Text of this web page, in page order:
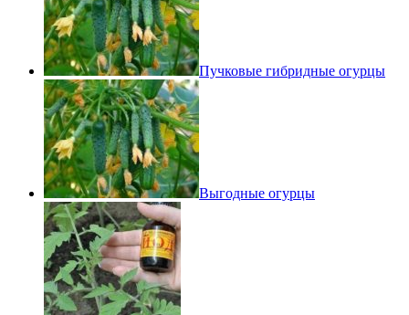
Пучковые гибридные огурцы
Выгодные огурцы